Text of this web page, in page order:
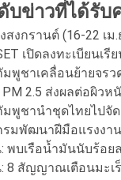
บข่าวที่ได้รับ
สงกรานต์ (16-22 เ
เปิดลงทะเบียน
พูชาเคลื่อนย้ายจร
PM 2.5 ส่งผลต่อผิว
มพูชานำชุดไทยไป
รมพัฒนาฝีมือแรงง
พบเรือน้ำมันนับร้อย
: 8 สัญญาณเตือนมะเ